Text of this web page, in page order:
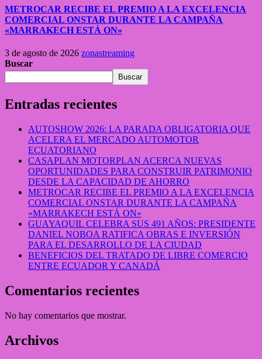
METROCAR RECIBE EL PREMIO A LA EXCELENCIA
COMERCIAL ONSTAR DURANTE LA CAMPAÑA
«MARRAKECH ESTÁ ON»
3 de agosto de 2026 zonastreaming
Buscar
Buscar
Entradas recientes
AUTOSHOW 2026: LA PARADA OBLIGATORIA QUE
ACELERA EL MERCADO AUTOMOTOR
ECUATORIANO
CASAPLAN MOTORPLAN ACERCA NUEVAS
OPORTUNIDADES PARA CONSTRUIR PATRIMONIO
DESDE LA CAPACIDAD DE AHORRO
METROCAR RECIBE EL PREMIO A LA EXCELENCIA
COMERCIAL ONSTAR DURANTE LA CAMPAÑA
«MARRAKECH ESTÁ ON»
GUAYAQUIL CELEBRA SUS 491 AÑOS: PRESIDENTE
DANIEL NOBOA RATIFICA OBRAS E INVERSIÓN
PARA EL DESARROLLO DE LA CIUDAD
BENEFICIOS DEL TRATADO DE LIBRE COMERCIO
ENTRE ECUADOR Y CANADÁ
Comentarios recientes
No hay comentarios que mostrar.
Archivos